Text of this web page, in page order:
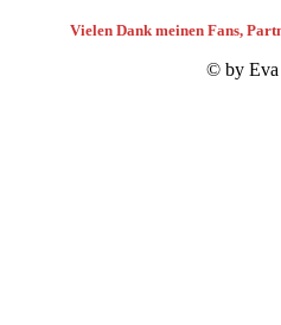
Vielen Dank meinen Fans,
© by Eva